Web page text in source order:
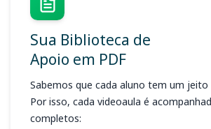
Sua Biblioteca de
Apoio em PDF
Sabemos que cada aluno tem um jeito
Por isso, cada videoaula é
completos: